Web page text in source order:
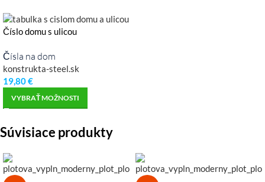
Číslo domu s ulicou
Čísla na dom
konstrukta-steel.sk
19,80€
VYBRAŤ MOŽNOSTI
Súvisiace produkty